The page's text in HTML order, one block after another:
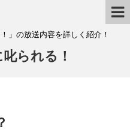
」の放送内容を詳しく紹介！
られる！